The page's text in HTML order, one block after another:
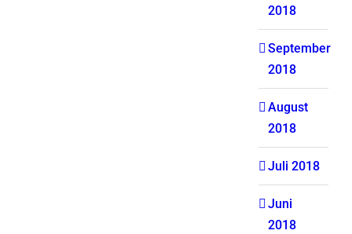
2018
September
2018
August
2018
Juli 2018
Juni
2018